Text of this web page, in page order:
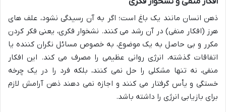
ذهن انسان مانند یک باغ است؛ اگر به آن رسیدگی نشود، علف های
هرز (افکار منفی) در آن رشد می کنند. نشخوار فکری، یعنی فکر کردن
مکرر و بی حاصل به یک موضوع، به خصوص مسائل نگران کننده یا
اتفاقات گذشته، انرژی روانی عظیمی را مصرف می کند. این افکار
منفی، نه تنها مشکلی را حل نمی کنند، بلکه فرد را در یک چرخه
خستگی و یأس گرفتار می کنند و اجازه نمی دهند ذهن آرامش لازم
برای بازیابی انرژی را داشته باشد.